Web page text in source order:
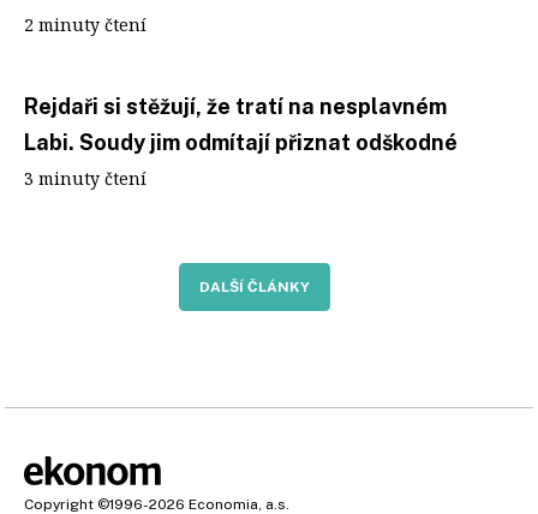
2 minuty čtení
Rejdaři si stěžují, že tratí na nesplavném
Labi. Soudy jim odmítají přiznat odškodné
3 minuty čtení
DALŠÍ ČLÁNKY
Copyright ©1996-2026 Economia, a.s.